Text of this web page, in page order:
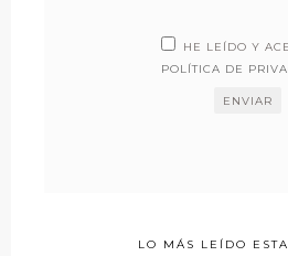
HE LEÍDO Y
POLÍTICA DE
LO MÁS LEÍDO